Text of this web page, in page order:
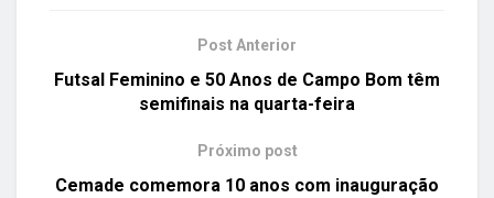
Post Anterior
Futsal Feminino e 50 Anos de Campo Bom têm
semifinais na quarta-feira
Próximo post
Cemade comemora 10 anos com inauguração